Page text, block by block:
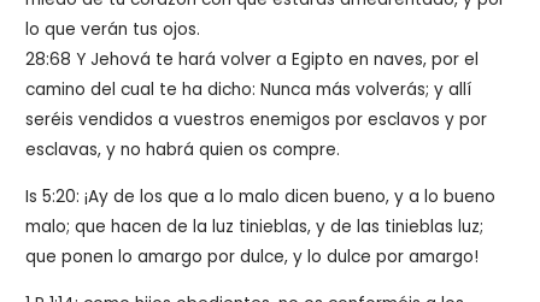
lo que verán tus ojos.
28:68 Y Jehová te hará volver a Egipto en naves, por el
camino del cual te ha dicho: Nunca más volverás; y allí
seréis vendidos a vuestros enemigos por esclavos y por
esclavas, y no habrá quien os compre.
Is 5:20: ¡Ay de los que a lo malo dicen bueno, y a lo bueno
malo; que hacen de la luz tinieblas, y de las tinieblas luz;
que ponen lo amargo por dulce, y lo dulce por amargo!